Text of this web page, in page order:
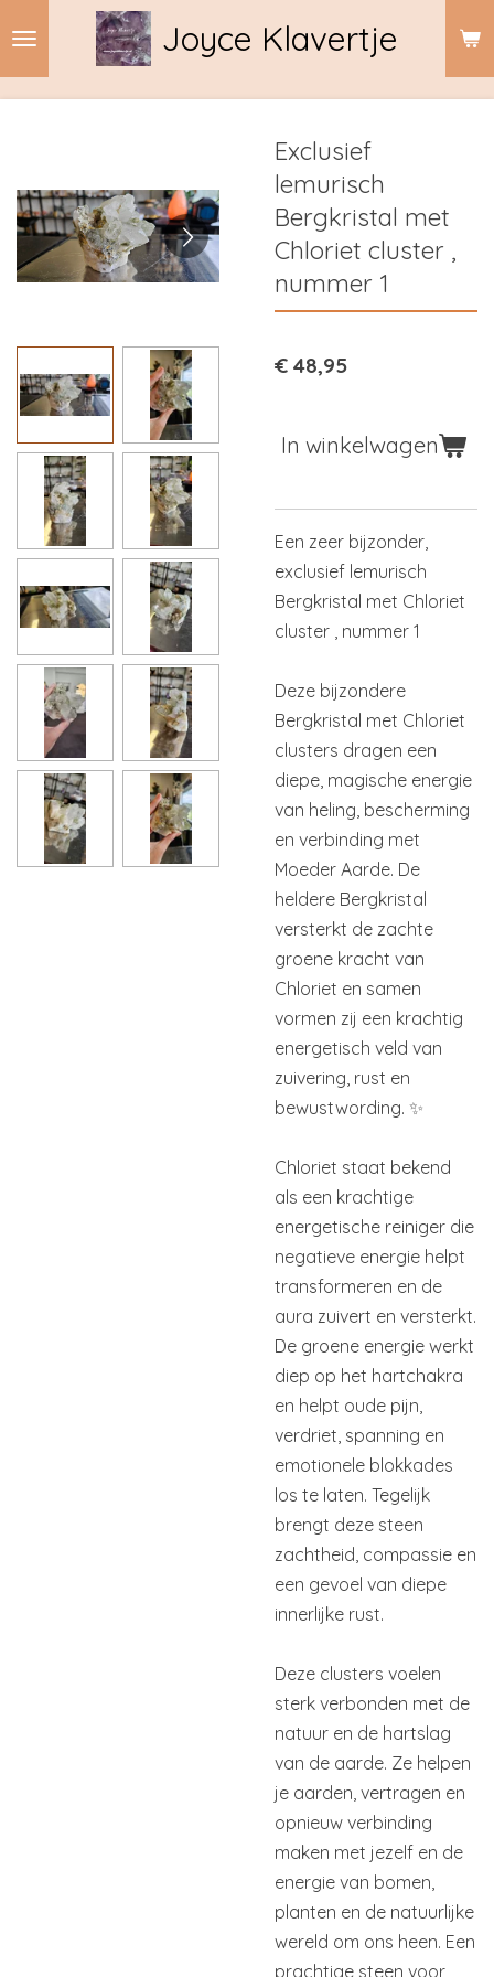
Joyce Klavertje
Exclusief
lemurisch
Bergkristal met
Chloriet cluster ,
nummer 1
€ 48,95
In winkelwagen
Een zeer bijzonder,
exclusief lemurisch
Bergkristal met Chloriet
cluster , nummer 1
Deze bijzondere
Bergkristal met Chloriet
clusters dragen een
diepe, magische energie
van heling, bescherming
en verbinding met
Moeder Aarde. De
heldere Bergkristal
versterkt de zachte
groene kracht van
Chloriet en samen
vormen zij een krachtig
energetisch veld van
zuivering, rust en
bewustwording. ✨
Chloriet staat bekend
als een krachtige
energetische reiniger die
negatieve energie helpt
transformeren en de
aura zuivert en versterkt.
De groene energie werkt
diep op het hartchakra
en helpt oude pijn,
verdriet, spanning en
emotionele blokkades
los te laten. Tegelijk
brengt deze steen
zachtheid, compassie en
een gevoel van diepe
innerlijke rust.
Deze clusters voelen
sterk verbonden met de
natuur en de hartslag
van de aarde. Ze helpen
je aarden, vertragen en
opnieuw verbinding
maken met jezelf en de
energie van bomen,
planten en de natuurlijke
wereld om ons heen. Een
prachtige steen voor